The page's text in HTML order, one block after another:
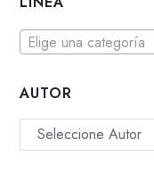
Elige una categoría
AUTOR